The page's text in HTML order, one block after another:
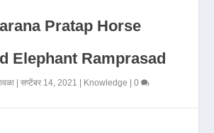
Pratap Horse
Elephant Ramprasad
|सप्टेंबर 14, 2021 Knowledge |0